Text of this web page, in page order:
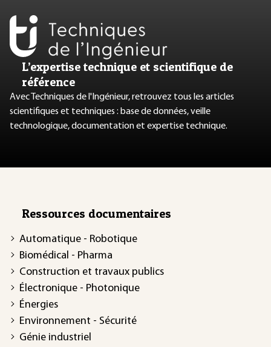
L’expertise technique et scientifique de
référence
Avec Techniques de l'Ingénieur, retrouvez tous les articles
scientifiques et techniques : base de données, veille
technologique, documentation et expertise technique.
Ressources documentaires
Automatique - Robotique
Biomédical - Pharma
Construction et travaux publics
Électronique - Photonique
Énergies
Environnement - Sécurité
Génie industriel